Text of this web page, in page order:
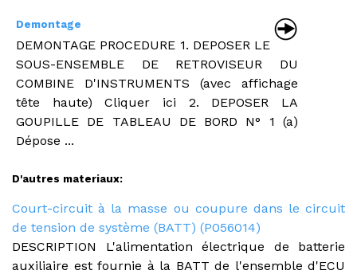
Demontage
DEMONTAGE PROCEDURE 1. DEPOSER LE
SOUS-ENSEMBLE DE RETROVISEUR DU
COMBINE D'INSTRUMENTS (avec affichage
tête haute) Cliquer ici 2. DEPOSER LA
GOUPILLE DE TABLEAU DE BORD N° 1 (a)
Dépose ...
D'autres materiaux:
Court-circuit à la masse ou coupure dans le circuit
de tension de système (BATT) (P056014)
DESCRIPTION L'alimentation électrique de batterie
auxiliaire est fournie à la BATT de l'ensemble d'ECU